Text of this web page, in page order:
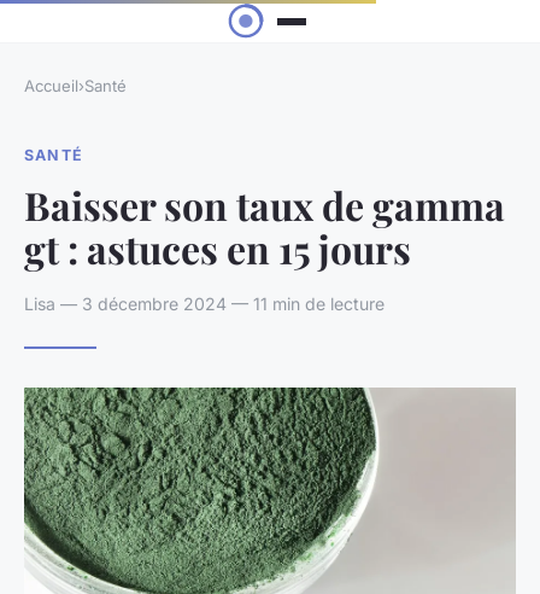
Accueil›Santé
SANTÉ
Baisser son taux de gamma
gt : astuces en 15 jours
Lisa — 3 décembre 2024 — 11 min de lecture